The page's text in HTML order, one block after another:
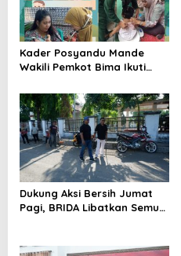
o
s
Kader Posyandu Mande
Wakili Pemkot Bima Ikuti
Nasional
Dukung Aksi Bersih Jumat
Pagi, BRIDA Libatkan Semua